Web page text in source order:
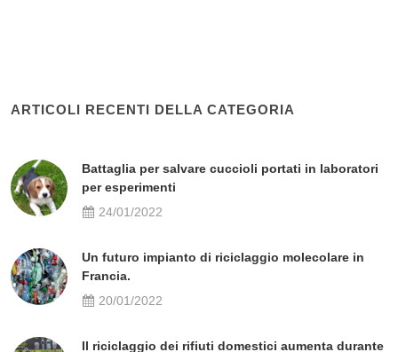
ARTICOLI RECENTI DELLA CATEGORIA
Battaglia per salvare cuccioli portati in laboratori
per esperimenti
24/01/2022
Un futuro impianto di riciclaggio molecolare in
Francia.
20/01/2022
Il riciclaggio dei rifiuti domestici aumenta durante